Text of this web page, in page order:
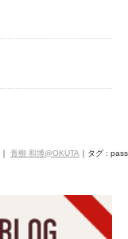
｜ 青柳 和博@OKUTA ｜ タグ :